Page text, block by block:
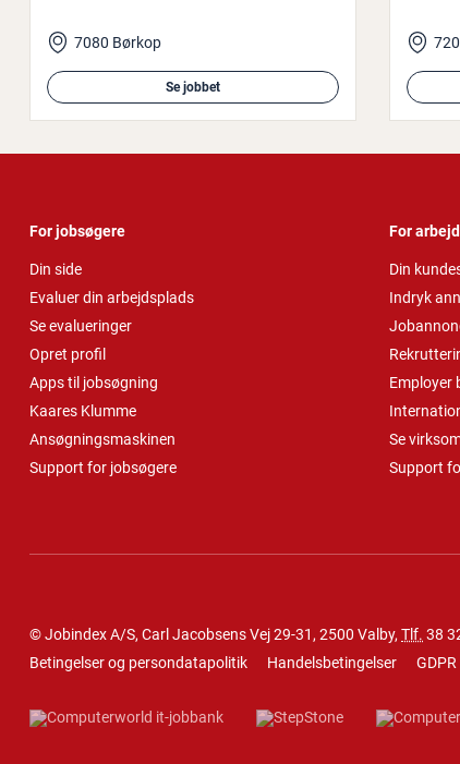
7080 Børkop
Se jobbet
For jobsøgere
Din side
Evaluer din arbejdsplads
Se evalueringer
Opret profil
Apps til jobsøgning
Kaares Klumme
Ansøgningsmaskinen
Support for jobsøgere
For
Din
Indryk
Employer
Se
Support
© Jobindex A/S, Carl Jacobsens Vej 29-31, 2500 Valby, Tlf. 38
Betingelser og persondatapolitik
Handelsbetingelser GDPR